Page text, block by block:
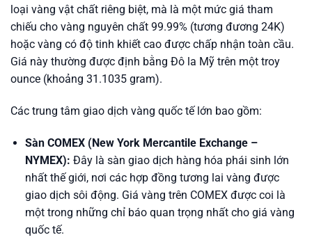
loại vàng vật chất riêng biệt, mà là một mức giá tham
chiếu cho vàng nguyên chất 99.99% (tương đương 24K)
hoặc vàng có độ tinh khiết cao được chấp nhận toàn cầu.
Giá này thường được định bằng Đô la Mỹ trên một troy
ounce (khoảng 31.1035 gram).
Các trung tâm giao dịch vàng quốc tế lớn bao gồm:
Sàn COMEX (New York Mercantile Exchange –
NYMEX): Đây là sàn giao dịch hàng hóa phái sinh lớn
nhất thế giới, nơi các hợp đồng tương lai vàng được
giao dịch sôi động. Giá vàng trên COMEX được coi là
một trong những chỉ báo quan trọng nhất cho giá vàng
quốc tế.